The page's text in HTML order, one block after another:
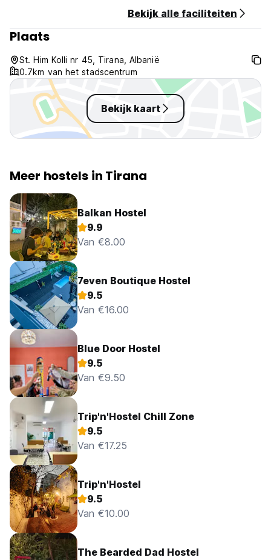
Bekijk alle faciliteiten
Plaats
St. Him Kolli nr 45, Tirana, Albanië
0.7km van het stadscentrum
Bekijk kaart
Meer hostels in Tirana
Balkan Hostel
9.9
Van €8.00
7even Boutique Hostel
9.5
Van €16.00
Blue Door Hostel
9.5
Van €9.50
Trip'n'Hostel Chill Zone
9.5
Van €17.25
Trip'n'Hostel
9.5
Van €10.00
The Bearded Dad Hostel